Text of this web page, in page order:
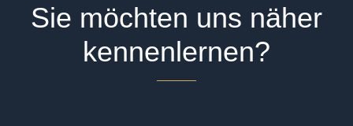
Sie möchten uns näher
kennenlernen?